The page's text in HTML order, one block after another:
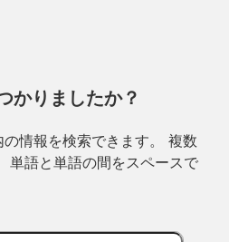
かりましたか？
情報を検索できます。 複数
単語と単語の間をスペースで